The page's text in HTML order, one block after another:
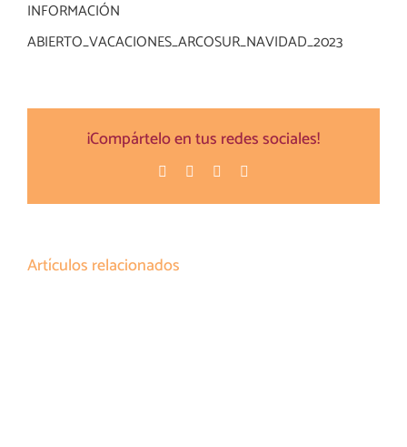
INFORMACIÓN
ABIERTO_VACACIONES_ARCOSUR_NAVIDAD_2023
¡Compártelo en tus redes sociales!
Facebook
TwitterPinterest
Artículos relacionados